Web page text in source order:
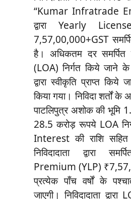
“Kumar Infratrade
द्वारा Yearly
7,57,00,000+GST
है। अधिकतम दर समर्पित
(LOA) निर्गत किये जाने
द्वारा स्वीकृति प्राप्त
किया गया। निविदा शर्तों के
पाटलिपुत्र अशोक की भूमि
28.5 करोड़ रूपये LOA
Interest की राशि
निविदादाता द्वारा
Premium (YLP)
प्रत्येक पाँच वर्षों के
जाएगी। निविदादाता